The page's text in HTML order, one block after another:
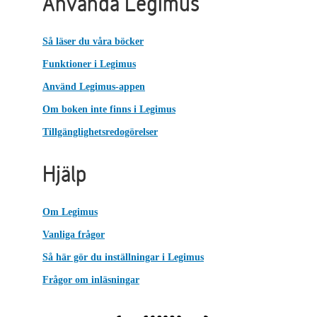
Så läser du våra böcker
Funktioner i Legimus
Använd Legimus-appen
Om boken inte finns i Legimus
Tillgänglighetsredogörelser
Hjälp
Om Legimus
Vanliga frågor
Så här gör du inställningar i Legimus
Frågor om inläsningar